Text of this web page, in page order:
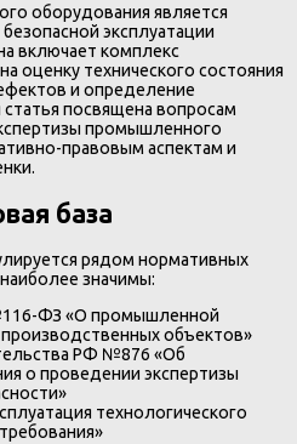
оборудования является
эксплуатации
включает комплекс
оценку технического состояния
и определение
статья посвящена вопросам
промышленного
правовым аспектам и
база
рядом нормативных
значимы:
ФЗ «О промышленной
объектов»
РФ №876 «Об
о проведении экспертизы
технологического